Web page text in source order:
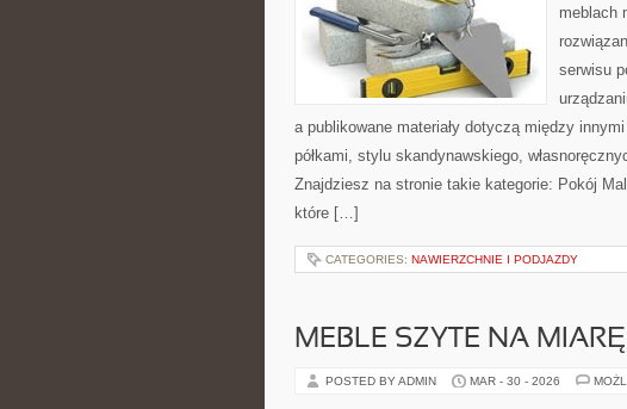
meblach
serwisu
a publikowane materiały dotyczą między
półkami, stylu skandynawskiego,
Znajdziesz na stronie takie kategorie: Pokój
które […]
CATEGORIES: NAWIERZCHNIE I PODJAZDY
MEBLE SZYTE NA MIARĘ
POSTED BY ADMIN MAR - 30 - 2026